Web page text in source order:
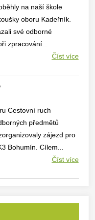
na naší škole
oboru Kadeřník.
své odborné
zpracování...
Číst více
Cestovní ruch
předmětů
zájezd pro
Bohumín. Cílem...
Číst více